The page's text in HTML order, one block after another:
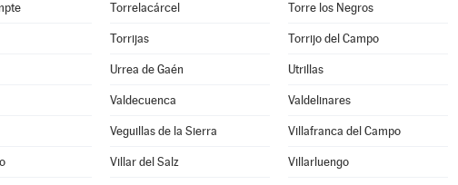
Torrelacárcel Torre los Negros
Torrijas Torrijo del Campo
Urrea de Gaén Utrillas
Valdecuenca Valdelinares
Veguillas de la Sierra Villafranca del Campo
Villar del Salz Villarluengo